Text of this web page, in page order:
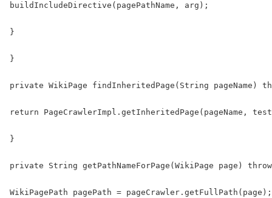
buildIncludeDirective(pagePathName, arg);
}
}
private WikiPage findInheritedPage(String pageName)
return PageCrawlerImpl.getInheritedPage(pageName,
}
private String getPathNameForPage(WikiPage page)
WikiPagePath pagePath = pageCrawler.getFullPath(page);